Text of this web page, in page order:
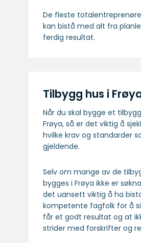
De fleste
kan bistå med alt fra
ferdig resultat.
Tilbygg hus i
Når du skal bygge et
Frøya, så er det viktig å
hvilke krav og standarder
gjeldende.
Selv om mange av de
bygges i Frøya ikke er
det uansett viktig å ha
kompetente fagfolk for å
får et godt resultat og at
strider med forskrifter og